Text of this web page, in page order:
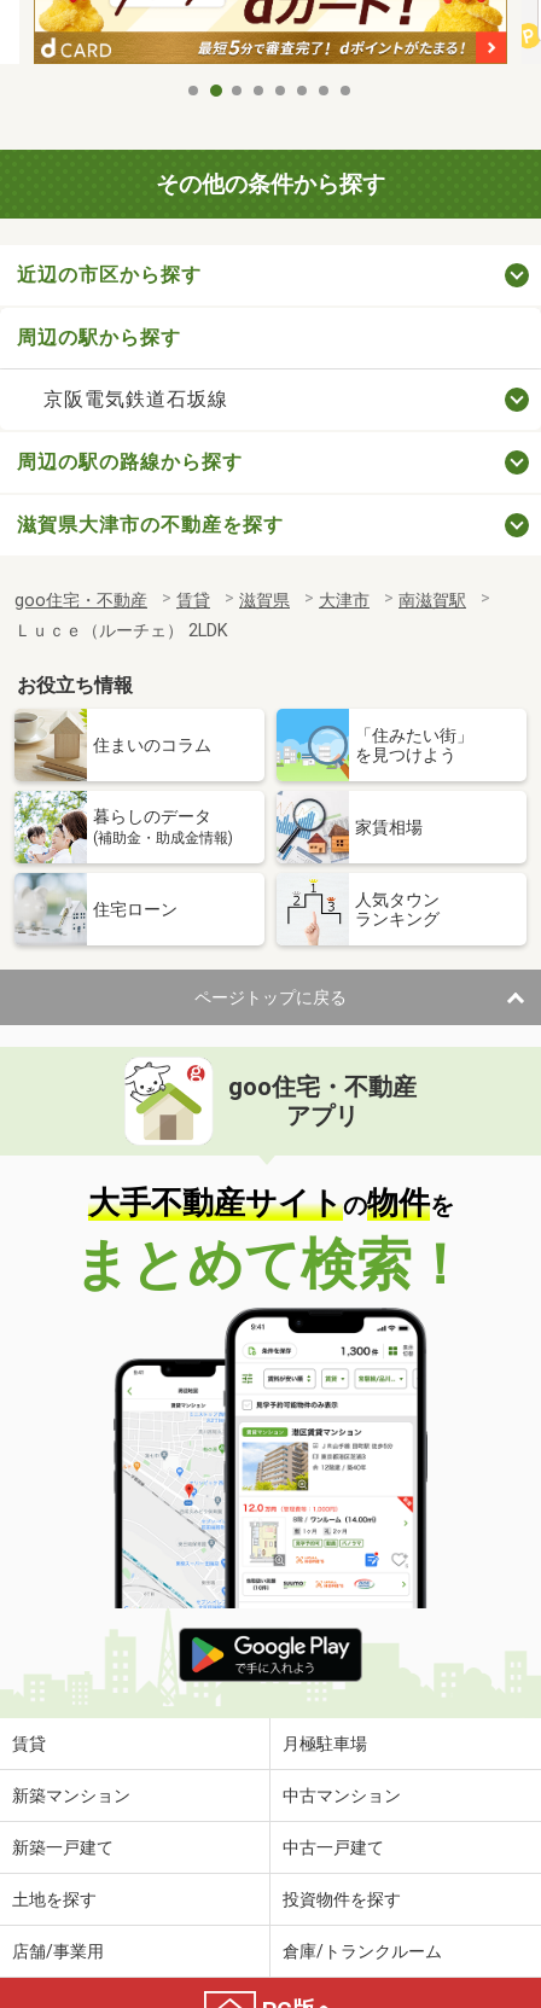
その他の条件から探す
近辺の市区から探す
周辺の駅から探す
京阪電気鉄道石坂線
周辺の駅の路線から探す
滋賀県大津市の不動産を探す
goo住宅・不動産 賃貸 滋賀県 大津市
南滋賀駅
Ｌｕｃｅ（ルーチェ） 2LDK
お役立ち情報
住まいのコラム
「住みたい街」
を見つけよう
暮らしのデータ
(補助金・助成金情報)
家賃相場
住宅ローン
人気タウン
ランキング
ページトップに戻る
goo住宅・不動産
アプリ
大手不動産サイトの物件を
まとめて検索！
賃貸 月極駐車場
新築マンション 中古マンション
新築一戸建て 中古一戸建て
土地を探す 投資物件を探す
店舗/事業用 倉庫/トランクルーム